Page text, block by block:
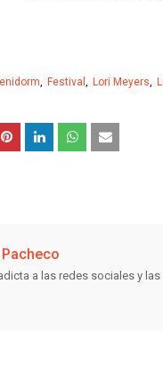
Festival Lori Meyers
a las redes sociales y